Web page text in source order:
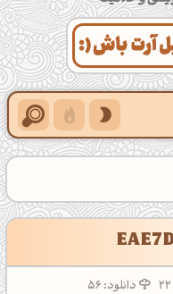
22
دانلود: 56